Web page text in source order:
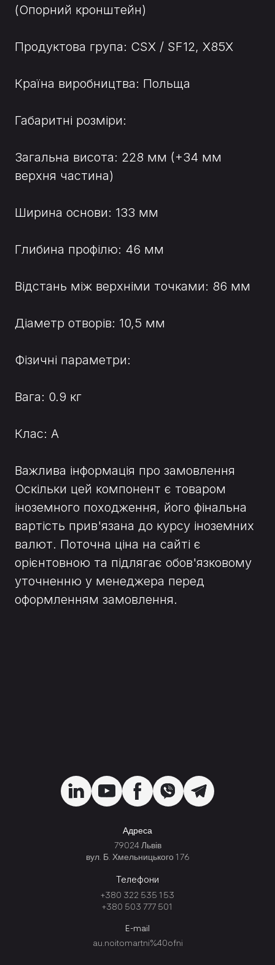
(Опорний кронштейн)
Продуктова група: CSX / SF12, X85X
Країна виробництва: Польща
Габаритні розміри:
Загальна висота: 228 мм (+34 мм
верхня частина)
Ширина основи: 133 мм
Глибина профілю: 46 мм
Відстань між верхніми точками: 86 мм
Діаметр отворів: 10,5 мм
Фізичні параметри:
Вага: 0.9 кг
Клас: A
Важлива інформація про замовлення
Оскільки цей компонент є товаром
іноземного походження, його фінальна
вартість прив'язана до курсу іноземних
валют. Поточна ціна на сайті є
орієнтовною та підлягає обов'язковому
уточненню у менеджера перед
оформленням замовлення.
Адреса
79024 Львів
вул. Б. Хмельницького 176
Телефони
+380 322 535 153
+380 503 777 501
E-mail
au.noitomartni%40ofni